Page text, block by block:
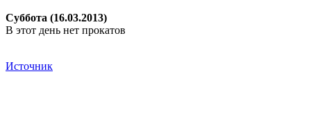
Суббота (16.03.2013)
В этот день нет прокатов
Источник